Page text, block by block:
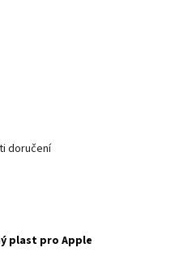
doručení
plast pro Apple